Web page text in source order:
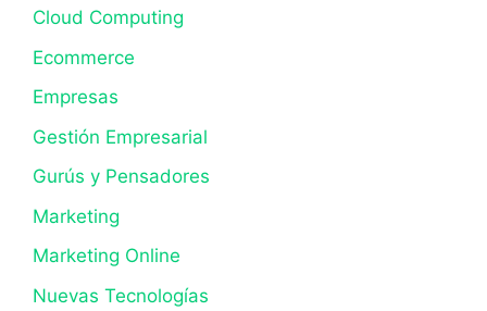
Cloud Computing
Ecommerce
Empresas
Gestión Empresarial
Gurús y Pensadores
Marketing
Marketing Online
Nuevas Tecnologías